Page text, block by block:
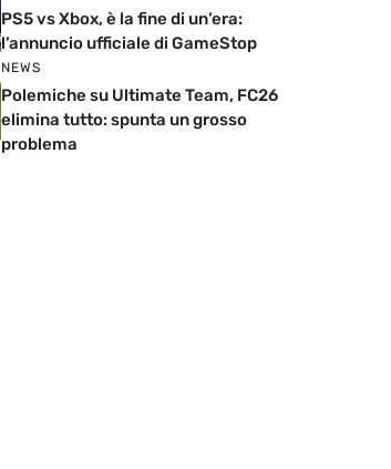
PS5 vs Xbox, è la fine di un’era:
l’annuncio ufficiale di GameStop
NEWS
Polemiche su Ultimate Team, FC26
elimina tutto: spunta un grosso
problema